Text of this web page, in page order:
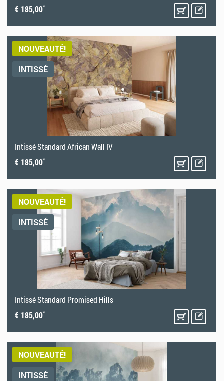
€ 185,00*
NOUVEAUTÉ!
INTISSÉ
Intissé Standard African Wall IV
€ 185,00*
NOUVEAUTÉ!
INTISSÉ
Intissé Standard Promised Hills
€ 185,00*
NOUVEAUTÉ!
INTISSÉ